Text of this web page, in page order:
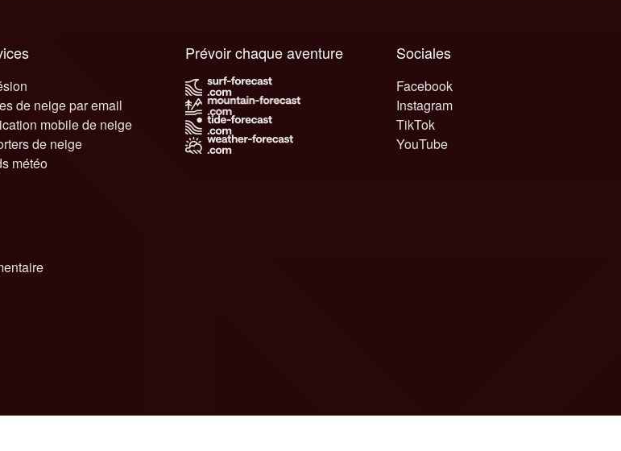
de neige par email
mobile de neige
de neige
météo
Sociales
Facebook
Instagram
TikTok
YouTube
Prévoir chaque aventure